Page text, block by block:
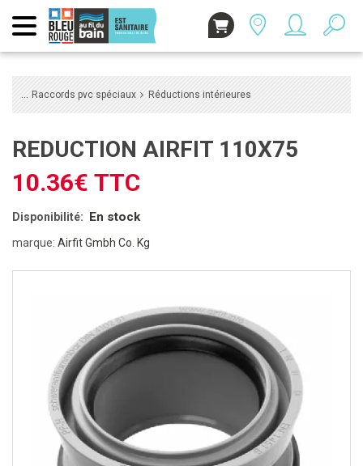
Raccords pvc spéciaux Réductions intérieures
REDUCTION AIRFIT 110X75
10.36€ TTC
Disponibilité: En stock
marque: Airfit Gmbh Co. Kg